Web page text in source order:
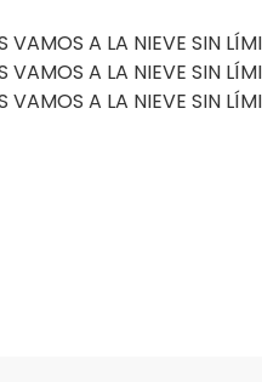
A LA NIEVE SIN
A LA NIEVE SIN
A LA NIEVE SIN